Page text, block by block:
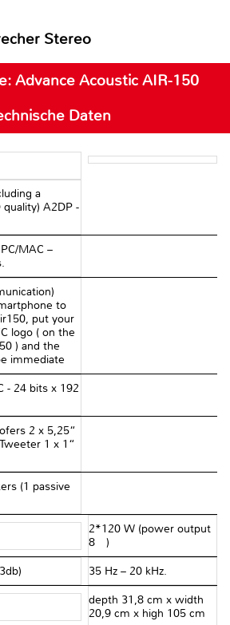
Stereo
Advance Acoustic AIR-150
Daten
a
A2DP -
MAC –
to
put your
logo ( on the
) and the
immediate
- 24 bits x 192
2 x 5,25“
1 x 1“
(1 passive
2*120 W (power output
8 Ω)
35 Hz – 20 kHz.
depth 31,8 cm x width
20,9 cm x high 105 cm